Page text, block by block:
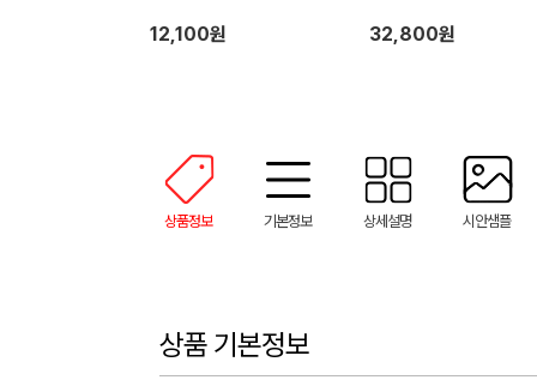
12,100원 32,800원
상품정보 기본정보 상세설명 시안샘플
상품 기본정보